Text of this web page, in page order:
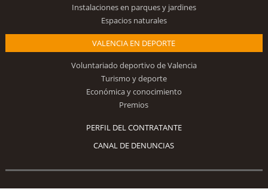
Instalaciones en parques y jardines
Espacios naturales
VALENCIA EN DEPORTE
Voluntariado deportivo de Valencia
Turismo y deporte
Económica y conocimiento
Premios
PERFIL DEL CONTRATANTE
CANAL DE DENUNCIAS